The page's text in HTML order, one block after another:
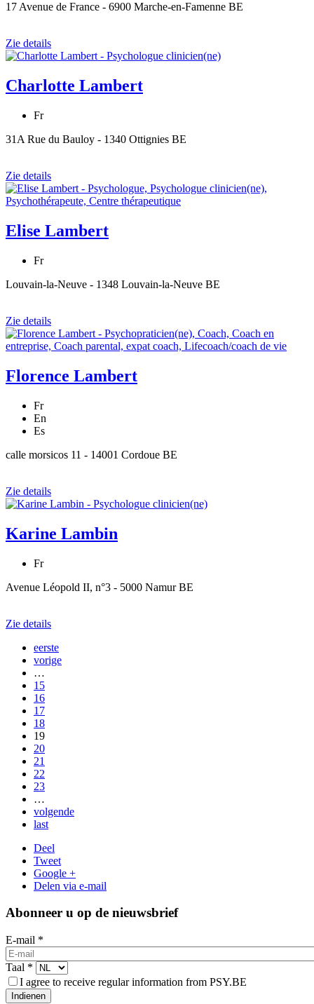
17 Avenue de France - 6900 Marche-en-Famenne BE
Zie details
Charlotte Lambert
Fr
31A Rue du Bauloy - 1340 Ottignies BE
Zie details
Elise Lambert
Fr
Louvain-la-Neuve - 1348 Louvain-la-Neuve BE
Zie details
Florence Lambert
Fr
En
Es
calle morsicos 11 - 14001 Cordoue BE
Zie details
Karine Lambin
Fr
Avenue Léopold II, n°3 - 5000 Namur BE
Zie details
eerste
vorige
…
15
16
17
18
19
20
21
22
23
…
volgende
last
Deel
Tweet
Google +
Delen via e-mail
Abonneer u op de nieuwsbrief
E-mail *
Taal *
I agree to receive regular information from PSY.BE
Indienen